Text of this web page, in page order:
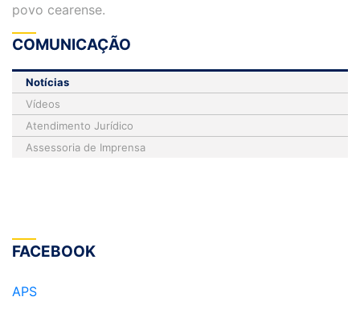
povo cearense.
COMUNICAÇÃO
Notícias
Vídeos
Atendimento Jurídico
Assessoria de Imprensa
FACEBOOK
APS